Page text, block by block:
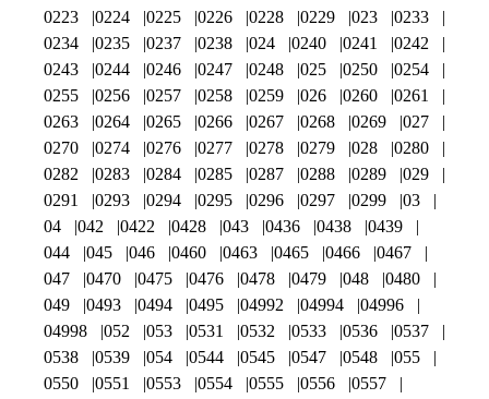
0223
0224 0225 0226 0228 0229 023
0233
0234
0235 0237 0238 024 0240 0241
0242
0243
0244 0246 0247 0248 025 0250
0254
0255
0256 0257 0258 0259 026 0260
0261
0263
0264 0265 0266 0267 0268 0269
027
0270
0274 0276 0277 0278 0279 028
0280
0282
0283 0284 0285 0287 0288 0289
029
0291
0293 0294 0295 0296 0297 0299
03
04
042 0422 0428 043 0436 0438
0439
044
045 046 0460 0463 0465 0466
0467
047
0470 0475 0476 0478 0479 048
0480
049
0493 0494 0495 04992 04994
04996
04998
052 053 0531 0532 0533 0536
0537
0538
0539 054 0544 0545 0547 0548
055
0550
0551 0553 0554 0555 0556
0557